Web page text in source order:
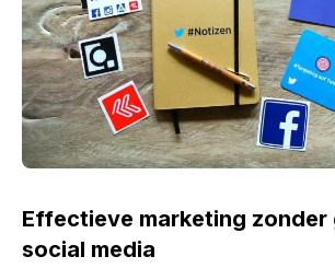
Effectieve marketing zonder
social media